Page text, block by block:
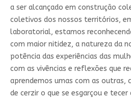
a ser alcançado em construção
coletivos dos nossos territórios,
laboratorial, estamos
com maior nitidez, a natureza da
potência das experiências das
com as vivências e reflexões que
aprendemos umas com as outras,
de cerzir o que se esgarçou e tecer